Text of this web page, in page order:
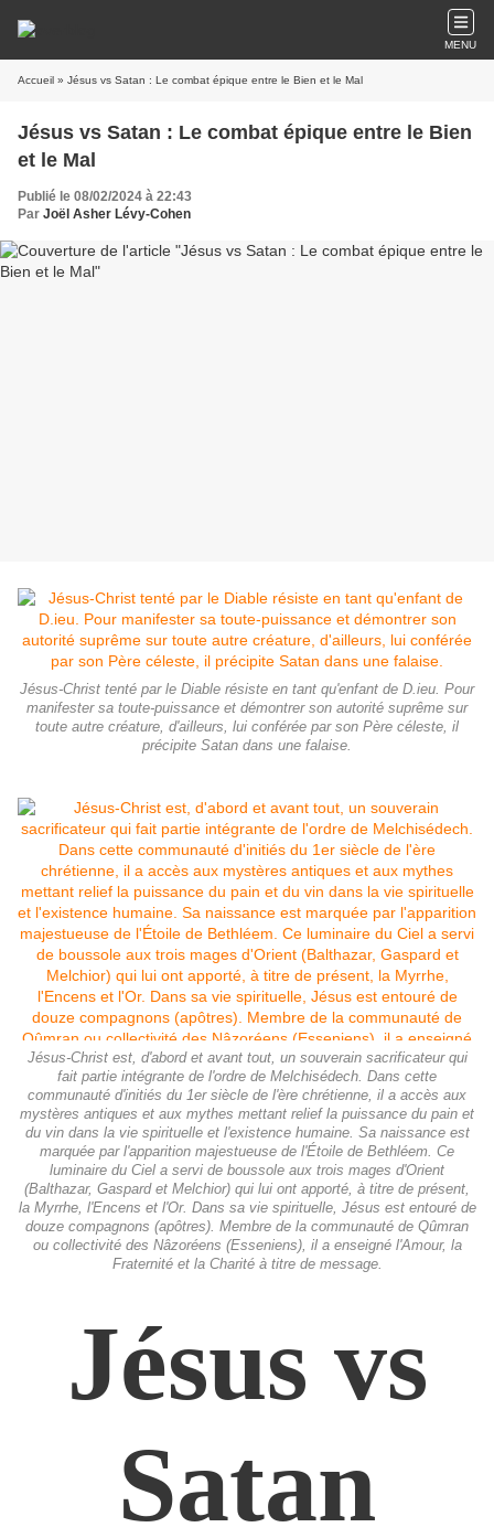
MENU
Accueil » Jésus vs Satan : Le combat épique entre le Bien et le Mal
Jésus vs Satan : Le combat épique entre le Bien
et le Mal
Publié le 08/02/2024 à 22:43
Par Joël Asher Lévy-Cohen
Jésus-Christ tenté par le Diable résiste en tant qu'enfant de D.ieu. Pour
manifester sa toute-puissance et démontrer son autorité suprême sur
toute autre créature, d'ailleurs, lui conférée par son Père céleste, il
précipite Satan dans une falaise.
Jésus-Christ est, d'abord et avant tout, un souverain sacrificateur qui
fait partie intégrante de l'ordre de Melchisédech. Dans cette
communauté d'initiés du 1er siècle de l'ère chrétienne, il a accès aux
mystères antiques et aux mythes mettant relief la puissance du pain et
du vin dans la vie spirituelle et l'existence humaine. Sa naissance est
marquée par l'apparition majestueuse de l'Étoile de Bethléem. Ce
luminaire du Ciel a servi de boussole aux trois mages d'Orient
(Balthazar, Gaspard et Melchior) qui lui ont apporté, à titre de présent,
la Myrrhe, l'Encens et l'Or. Dans sa vie spirituelle, Jésus est entouré de
douze compagnons (apôtres). Membre de la communauté de Qûmran
ou collectivité des Nâzoréens (Esseniens), il a enseigné l'Amour, la
Fraternité et la Charité à titre de message.
Jésus vs
Satan